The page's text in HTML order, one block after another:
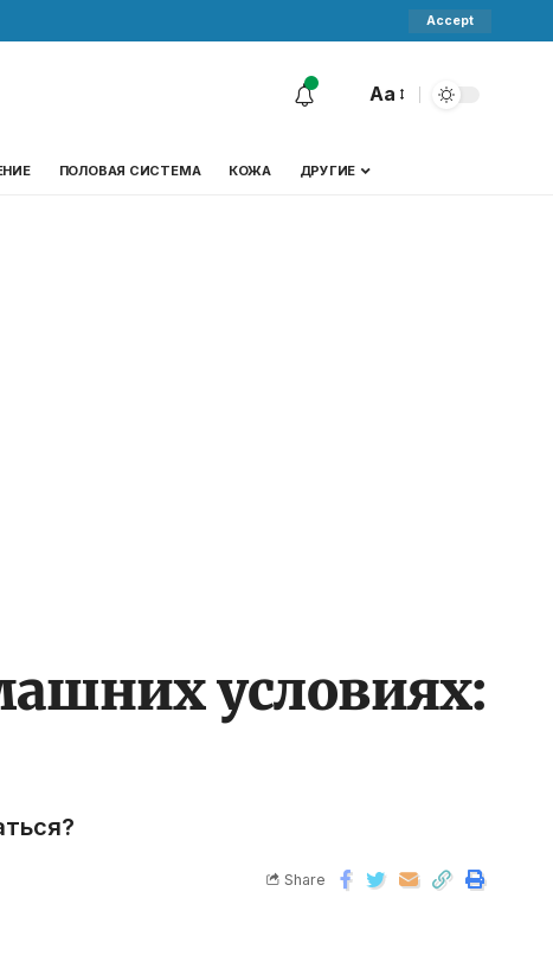
Accept
Aa
ПОЛОВАЯ СИСТЕМА КОЖА ДРУГИЕ
условиях:
Share